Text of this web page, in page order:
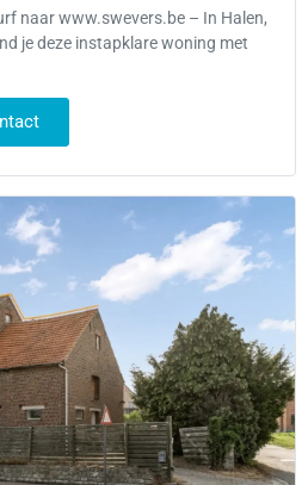
naar www.swevers.be – In Halen,
je deze instapklare woning met